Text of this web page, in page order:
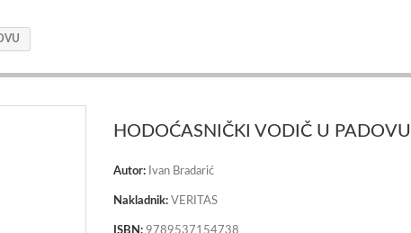
HODOĆASNIČKI VODIČ U PADOVU
Autor: Ivan Bradarić
Nakladnik: VERITAS